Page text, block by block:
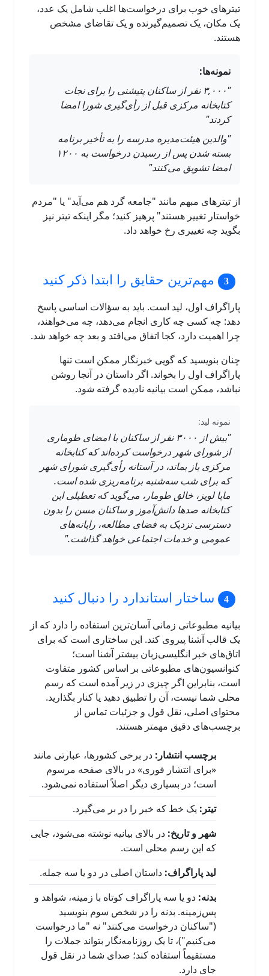
تیترهای خوب برای درخواست‌ها اغلب شامل یک عدد،
یک مکان، یک تصمیم‌گیرنده و یک تقاضای مشخص
هستند.
نمونه‌ها:
"۳,۰۰۰ نفر از ساکنان پتیشنی را برای نجات
کتابخانه مرکزی قبل از رأی‌گیری شورا امضا
کردند"
"والدین هیئت‌مدیره مدرسه را به تأخیر برنامه
بسته شدن پس از رسیدن درخواست به ۱۲۰۰
امضا تشویق می‌کنند"
از تیترهای مبهم مانند "جامعه گرد هم می‌آید" یا "مردم
خواستار تغییر هستند" پرهیز کنید؛ مگر اینکه تیتر نیز
بگوید چه تغییری رخ خواهد داد.
مهم‌ترین حقایق را ابتدا ذکر کنید
پاراگراف اول، لید است. باید به سؤالات اساسی پاسخ
دهد: چه کسی چه کاری انجام می‌دهد، چه می‌خواهند،
چرا اهمیت دارد، کجا اتفاق می‌افتد و بعد چه خواهد شد.
چنان بنویسید که گویی خبرنگار ممکن است تنها
پاراگراف اول را بخواند. اگر داستان در آنجا روشن
نباشد، ممکن است بیانیه نادیده گرفته شود.
نمونه لید:
"بیش از ۳۰۰۰ نفر از ساکنان با امضای طوماری
از شورای شهر درخواست کرده‌اند که کتابخانه
مرکزی باز بماند، در آستانه رأی‌گیری شورای شهر
که برای شب سه‌شنبه برنامه‌ریزی شده است.
مایا لوپز، خالق طومار، می‌گوید که تعطیلی این
کتابخانه صدها دانش‌آموز و ساکنان مسن را بدون
دسترسی نزدیک به فضای مطالعه، رایانه‌های
عمومی و خدمات اجتماعی خواهد گذاشت."
ساختار استاندارد را دنبال کنید
بیانیه مطبوعاتی زمانی آسان‌ترین استفاده را دارد که از
یک قالب آشنا پیروی کند. این ساختاری است که برای
اتاق‌های خبر انگلیسی‌زبان بیشتر آشنا است؛
کنوانسیون‌های مطبوعاتی بر اساس کشور متفاوت
است، بنابراین اگر چیزی در زیر آمده است که رسم
محلی شما نیست، آن را تطبیق دهید یا کنار بگذارید.
محتوای اصلی، نقل قول و جزئیات تماس از
برچسب‌های دقیق مهمتر هستند.
برچسب انتشار: در برخی کشورها، عبارتی مانند
«برای انتشار فوری» در بالای صفحه مرسوم
است؛ در بسیاری دیگر اصلاً استفاده نمی‌شود.
تیتر: یک خط که خبر را در بر می‌گیرد.
شهر و تاریخ: در بالای بیانیه نوشته می‌شود، جایی
که این رسم محلی است.
لید پاراگراف: داستان اصلی در دو یا سه جمله.
بدنه: دو یا سه پاراگراف کوتاه با زمینه، شواهد و
پس‌زمینه. بدنه را در شخص سوم بنویسید
("ساکنان درخواست می‌کنند" نه "ما درخواست
می‌کنیم")، تا یک روزنامه‌نگار بتواند جملات را
مستقیماً استفاده کند؛ صدای شما در نقل قول
جای دارد.